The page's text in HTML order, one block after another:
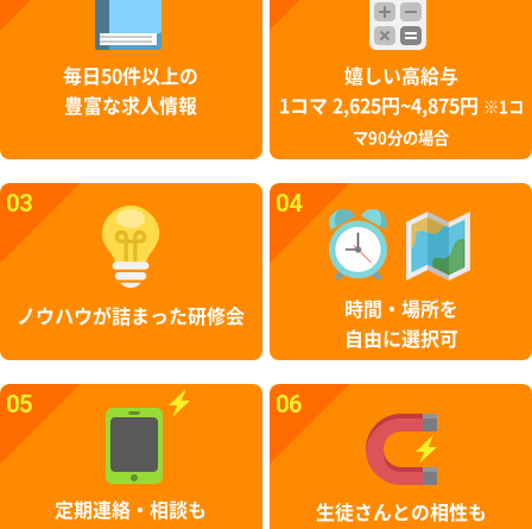
毎日50件以上の
豊富な求人情報
嬉しい高給与
1コマ 2,625円~4,875円
※1コ
マ90分の場合
03
ノウハウが詰まった研修会
04
時間・場所を
自由に選択可
05
定期連絡・相談も
06
生徒さんとの相性も